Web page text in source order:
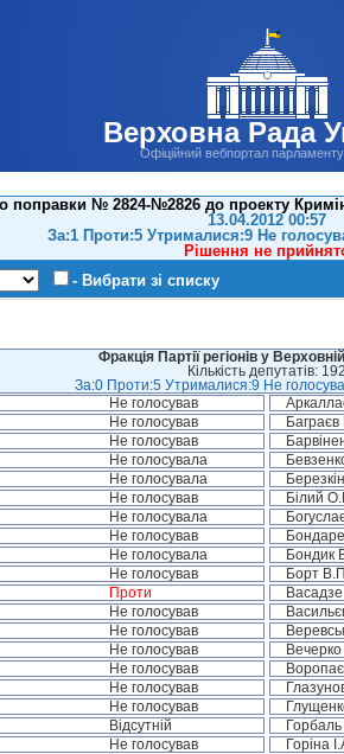
Верховна Рада
Офіційний вебпортал
поправки № 2824-№2826 до проекту
13.04.2012 00:57
За:1 Проти:5 Утрималися:9 Не
Рішення не
- Вибрати зі списку
Фракція Партії регіонів у
Кількість депутатів: 192
За:0 Проти:5 Утрималися:9 Не
Не голосував
Не голосував
Не голосував
Не голосувала
Не голосувала
Не голосував Білий
Не голосувала
Не голосував
Не голосувала Бондик
Не голосував Борт
Проти
Не голосував
Не голосував
Не голосував
Не голосував
Не голосував
Не голосував
Відсутній
Не голосував Горіна